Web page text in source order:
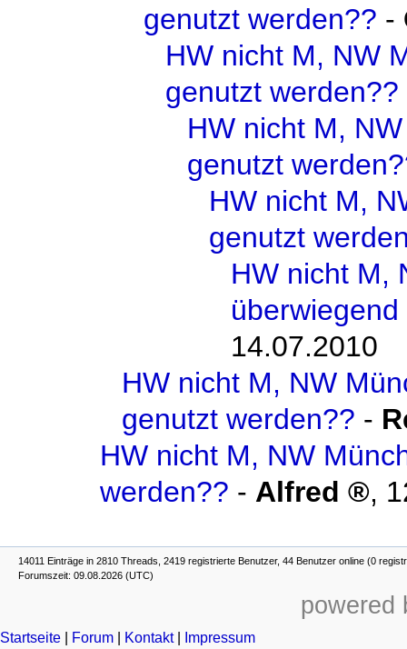
genutzt werden?? -
HW nicht M, NW
genutzt werden??
HW nicht M,
genutzt
HW nicht M,
genutzt
HW nicht M,
14.07.2010
HW nicht M, NW
genutzt werden?? -
HW nicht M, NW
werden?? - Alfred ,
14011 Einträge in 2810 Threads, 2419 registrierte Benutzer, 44 Benutzer online (0
Forumszeit: 09.08.2026 (UTC)
powered
Startseite Forum Kontakt| Impressum